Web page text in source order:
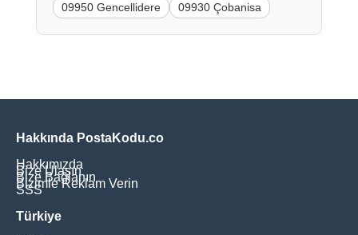
09950 Gencellidere
09930 Çobanisa
Hakkında PostaKodu.co
Hakkımızda
Bize Ulaşın
Bize Bağlanın
Bizimle Reklam Verin
SSS
Türkiye